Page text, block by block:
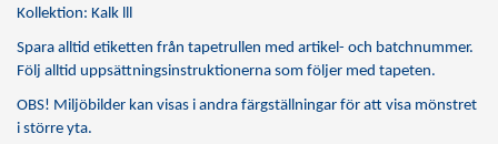
Kollektion: Kalk lll
Spara alltid etiketten från tapetrullen med artikel- och batchnummer.
Följ alltid uppsättningsinstruktionerna som följer med tapeten.
OBS! Miljöbilder kan visas i andra färgställningar för att visa mönstret
i större yta.